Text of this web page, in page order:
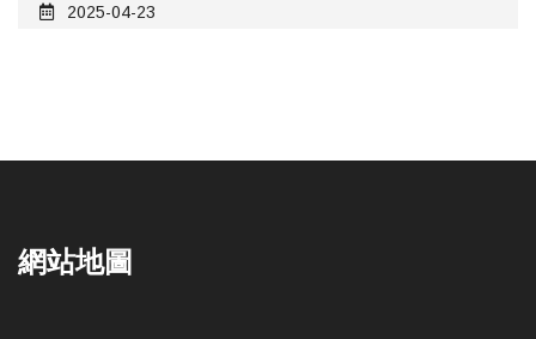
2025-04-23
網站地圖